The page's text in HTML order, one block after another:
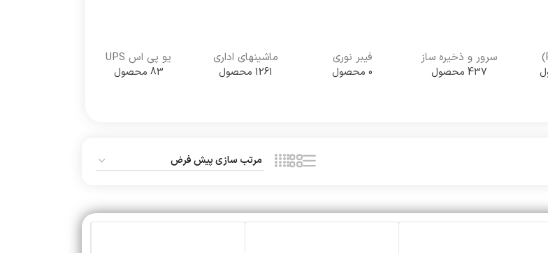
سرور و ذخیره ساز
437 محصول
فیبر نوری
0 محصول
ماشینهای اداری
1261 محصول
یو پی اس UPS
83 محصول